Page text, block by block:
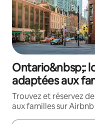
Ontario&nbsp;:
adaptées aux
Trouvez et réservez
aux familles sur Airbnb